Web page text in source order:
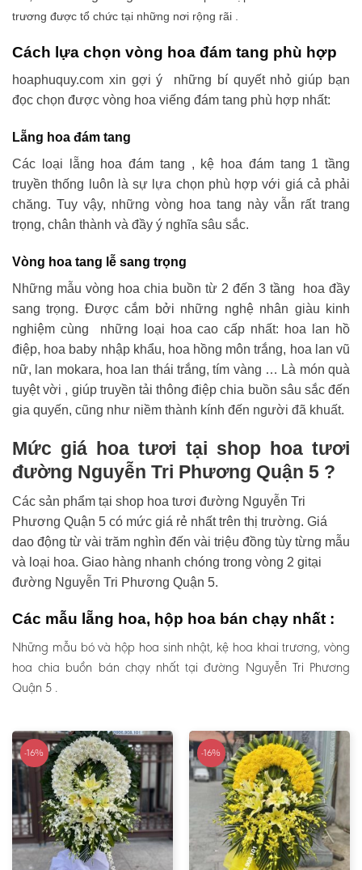
trương được tổ chức tại những nơi rộng rãi .
Cách lựa chọn vòng hoa đám tang phù hợp
hoaphuquy.com xin gợi ý những bí quyết nhỏ giúp bạn
đọc chọn được vòng hoa viếng đám tang phù hợp nhất:
Lẵng hoa đám tang
Các loại lẵng hoa đám tang , kệ hoa đám tang 1 tầng
truyền thống luôn là sự lựa chọn phù hợp với giá cả phải
chăng. Tuy vậy, những vòng hoa tang này vẫn rất trang
trọng, chân thành và đầy ý nghĩa sâu sắc.
Vòng hoa tang lễ sang trọng
Những mẫu vòng hoa chia buồn từ 2 đến 3 tầng hoa đầy
sang trọng. Được cắm bởi những nghệ nhân giàu kinh
nghiệm cùng những loại hoa cao cấp nhất: hoa lan hồ
điệp, hoa baby nhập khẩu, hoa hồng môn trắng, hoa lan vũ
nữ, lan mokara, hoa lan thái trắng, tím vàng … Là món quà
tuyệt vời , giúp truyền tải thông điệp chia buồn sâu sắc đến
gia quyến, cũng như niềm thành kính đến người đã khuất.
Mức giá hoa tươi tại shop hoa tươi
đường Nguyễn Tri Phương Quận 5 ?
Các sản phẩm tại shop hoa tươi đường Nguyễn Tri
Phương Quận 5 có mức giá rẻ nhất trên thị trường. Giá
dao động từ vài trăm nghìn đến vài triệu đồng tùy từng mẫu
và loại hoa. Giao hàng nhanh chóng trong vòng 2 gitại
đường Nguyễn Tri Phương Quận 5.
Các mẫu lẵng hoa, hộp hoa bán chạy nhất :
Những mẫu bó và hộp hoa sinh nhật, kệ hoa khai trương, vòng
hoa chia buồn bán chạy nhất tại đường Nguyễn Tri Phương
Quận 5 .
-16% -16%